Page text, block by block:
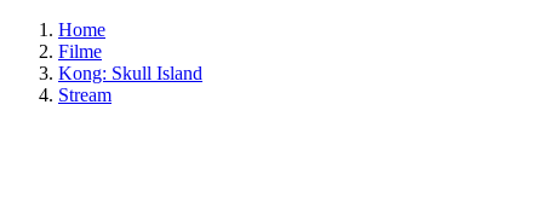
Home
Filme
Kong: Skull Island
Stream